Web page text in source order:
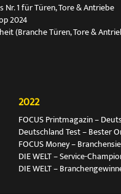
Nr. 1 für Türen, Tore & Antriebe
2024
(Branche Türen, Tore &
2022
FOCUS Printmagazin –
Deutschland Test – Bester
FOCUS Money –
DIE WELT – Service-
DIE WELT –